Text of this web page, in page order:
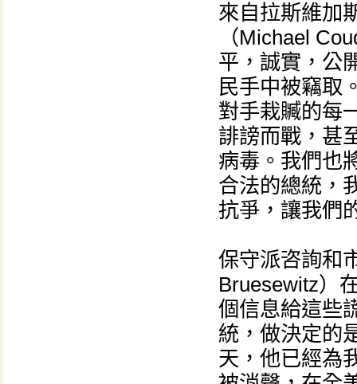
來自拉斯維加
（Michael
平，誠實，公
民手中被竊取
對手栽贓的每
誹謗而戰，甚
病毒。我們也
合法的總統，
抗爭，讓我們
保守派咨詢和
Bruesewitz）
個信息給這些
統，做決定的
天，他已經為